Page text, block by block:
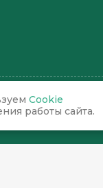
Cookie
работы сайта.